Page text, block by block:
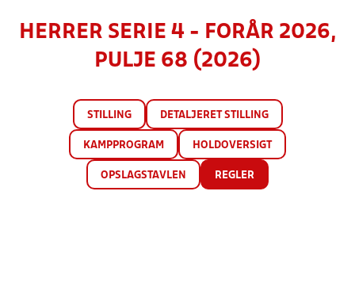
HERRER SERIE 4 - FORÅR 2026,
PULJE 68 (2026)
STILLING DETALJERET STILLING
KAMPPROGRAM HOLDOVERSIGT
OPSLAGSTAVLEN REGLER